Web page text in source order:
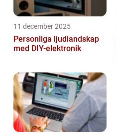
11 december 2025
Personliga ljudlandskap
med DIY-elektronik